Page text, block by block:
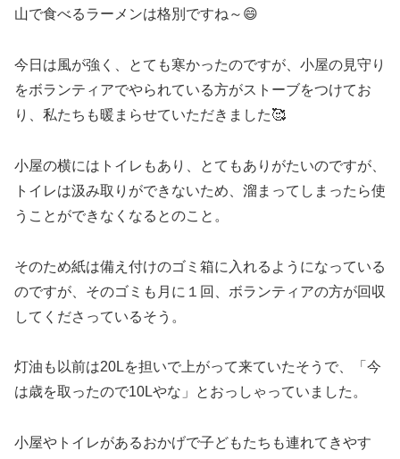
山で食べるラーメンは格別ですね～😄
今日は風が強く、とても寒かったのですが、小屋の見守り
をボランティアでやられている方がストーブをつけてお
り、私たちも暖まらせていただきました🥰
小屋の横にはトイレもあり、とてもありがたいのですが、
トイレは汲み取りができないため、溜まってしまったら使
うことができなくなるとのこと。
そのため紙は備え付けのゴミ箱に入れるようになっている
のですが、そのゴミも月に１回、ボランティアの方が回収
してくださっているそう。
灯油も以前は20Lを担いで上がって来ていたそうで、「今
は歳を取ったので10Lやな」とおっしゃっていました。
小屋やトイレがあるおかげで子どもたちも連れてきやす